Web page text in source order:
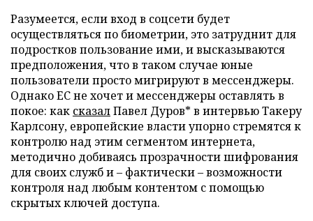
Разумеется, если вход в соцсети будет
осуществляться по биометрии, это затруднит для
подростков пользование ими, и высказываются
предположения, что в таком случае юные
пользователи просто мигрируют в мессенджеры.
Однако ЕС не хочет и мессенджеры оставлять в
покое: как сказалПавел Дуров* в интервью Такеру
Карлсону, европейские власти упорно стремятся к
контролю над этим сегментом интернета,
методично добиваясь прозрачности шифрования
для своих служб и – фактически – возможности
контроля над любым контентом с помощью
скрытых ключей доступа.